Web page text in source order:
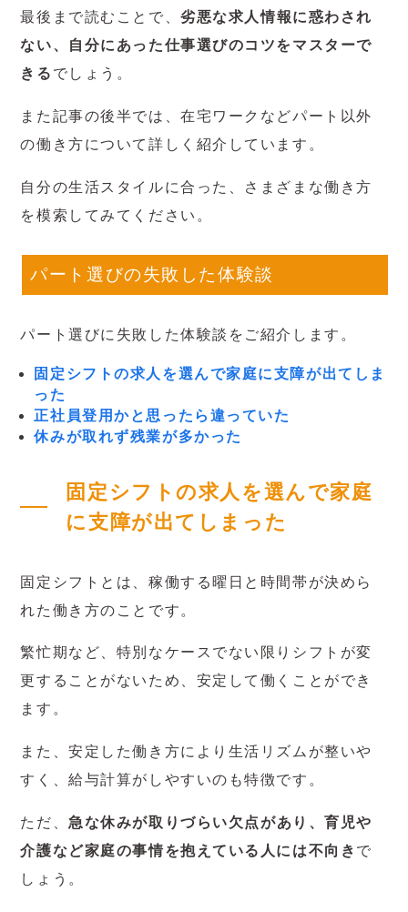
最後まで読むことで、劣悪な求人情報に惑わされ
ない、自分にあった仕事選びのコツをマスターで
きる でしょう。
また記事の後半では、在宅ワークなどパート以外
の働き方について詳しく紹介しています。
自分の生活スタイルに合った、さまざまな働き方
を模索してみてください。
パート選びの失敗した体験談
パート選びに失敗した体験談をご紹介します。
固定シフトの求人を選んで家庭に支障が出てしま
った
正社員登用かと思ったら違っていた
休みが取れず残業が多かった
固定シフトの求人を選んで家庭
に支障が出てしまった
固定シフトとは、稼働する曜日と時間帯が決めら
れた働き方のことです。
繁忙期など、特別なケースでない限りシフトが変
更することがないため、安定して働くことができ
ます。
また、安定した働き方により生活リズムが整いや
すく、給与計算がしやすいのも特徴です。
ただ、急な休みが取りづらい欠点があり、育児や
介護など家庭の事情を抱えている人には不向き で
しょう。